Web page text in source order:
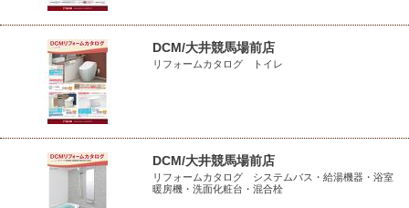
DCM/大井競馬場前店
リフォームカタログ トイレ
DCM/大井競馬場前店
リフォームカタログ システムバス・給湯機器・浴室
暖房機・洗面化粧台・混合栓